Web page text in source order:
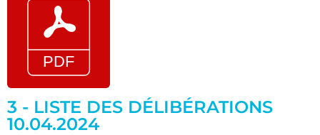
3 - LISTE DES DÉLIBÉRATIONS
10.04.2024